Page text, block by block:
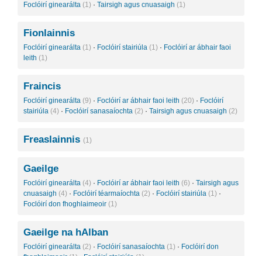
Foclóirí ginearálta (1) · Tairsigh agus cnuasaigh (1)
Fionlainnis
Foclóirí ginearálta (1) · Foclóirí stairiúla (1) · Foclóirí ar ábhair faoi
leith (1)
Fraincis
Foclóirí ginearálta (9) · Foclóirí ar ábhair faoi leith (20) · Foclóirí
stairiúla (4) · Foclóirí sanasaíochta (2) · Tairsigh agus cnuasaigh (2)
Freaslainnis (1)
Gaeilge
Foclóirí ginearálta (4) · Foclóirí ar ábhair faoi leith (6) · Tairsigh agus
cnuasaigh (4) · Foclóirí téarmaíochta (2) · Foclóirí stairiúla (1) ·
Foclóirí don fhoghlaimeoir (1)
Gaeilge na hAlban
Foclóirí ginearálta (2) · Foclóirí sanasaíochta (1) · Foclóirí don